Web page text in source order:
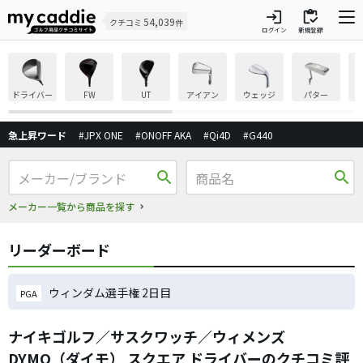
クチコミ 54,039件 login
ログイン
inventory
新規登録
ドライバー FW UT アイアン ウェッジ パター
急上昇ワード #JPX ONE #ONOFF AKA #Qi4D #G440
search
メーカー一覧から商品を探す
search
リーダーボード
PGA ウィンダム選手権 2日目
ナイキゴルフ／サスクワッチ／ウィメンズ
DYMO（ダイモ） スクエア ドライバーのクチコミ評